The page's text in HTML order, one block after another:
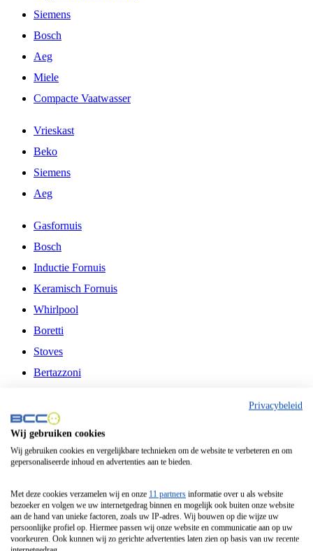
Siemens
Bosch
Aeg
Miele
Compacte Vaatwasser
Vrieskast
Beko
Siemens
Aeg
Gasfornuis
Bosch
Inductie Fornuis
Keramisch Fornuis
Whirlpool
Boretti
Stoves
Bertazzoni
Fitelli
Airfryer
Frituurpan
Contactgrill
Broodbakmachine
Broodrooster
Privacybeleid
Wij gebruiken cookies
Wij gebruiken cookies en vergelijkbare technieken om de website te verbeteren en om
gepersonaliseerde inhoud en advertenties aan te bieden.
Met deze cookies verzamelen wij en onze 11 partners informatie over u als website
bezoeker en volgen we uw internetgedrag binnen en mogelijk ook buiten onze website
aan de hand van unieke factoren, zoals uw IP-adres. Wij bouwen op die wijze uw
persoonlijke profiel op. Hiermee passen wij onze website en communicatie aan op uw
voorkeuren. Ook kunnen wij zo gerichte advertenties laten zien op basis van uw recente